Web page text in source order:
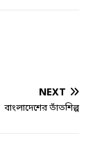
NEXT
বাংলাদেশের তাঁতশিল্প